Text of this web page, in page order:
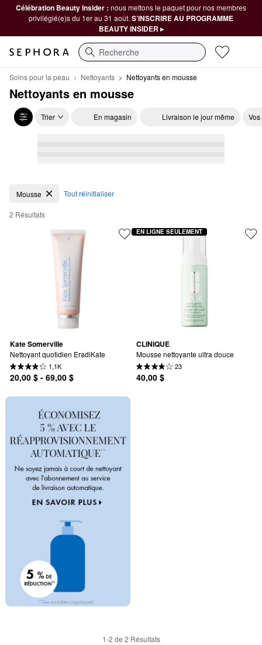
Célébration Beauty Insider : nous mettons le paquet pour nos membres
privilégié(e)s du 1er au 31 août. S’INSCRIRE AU PROGRAMME
BEAUTY INSIDER ▸
Recherche
Soins pour la peau Nettoyants Nettoyants en mousse
Nettoyants en mousse
Trier En magasin Livraison le jour même
Nettoyants en mousse
Mousse Tout réinitialiser
2 Résultats
Kate Somerville
Nettoyant quotidien EradiKate
1,1K
20,00 $ - 69,00 $
CLINIQUE
Mousse nettoyante ultra douce
23
40,00 $
EN LIGNE SEULEMENT
1-2 de 2 Résultats